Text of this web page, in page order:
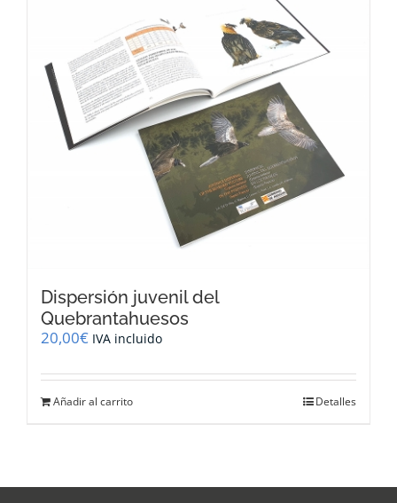
Dispersión juvenil del
Quebrantahuesos
20,00€ IVA incluido
Añadir al carrito Detalles